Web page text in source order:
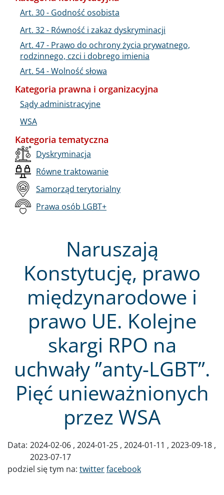
Naruszają
Konstytucję, prawo
międzynarodowe i
prawo UE. Kolejne
skargi RPO na
uchwały ”anty-LGBT”.
Pięć unieważnionych
przez WSA
Data: 2024-02-06 2024-01-25 2024-01-11
2023-09-18
2023-07-17
podziel się tym na: twitterfacebook
Art. 30 - Godność osobista
Art. 32 - Równość i zakaz dyskryminacji
Art. 47 - Prawo do ochrony życia prywatnego,
rodzinnego, czci i dobrego imienia
Art. 54 - Wolność słowa
Kategoria prawna i organizacyjna
Sądy administracyjne
WSA
Kategoria tematyczna
Dyskryminacja
Równe traktowanie
Samorząd terytorialny
Prawa osób LGBT+